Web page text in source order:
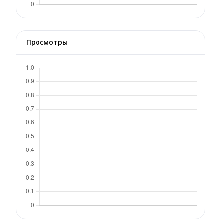
Просмотры